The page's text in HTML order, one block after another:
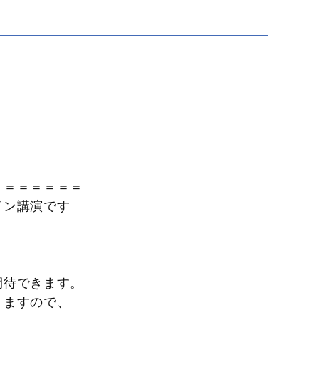
＝＝＝＝＝
講演です
できます。
すので、